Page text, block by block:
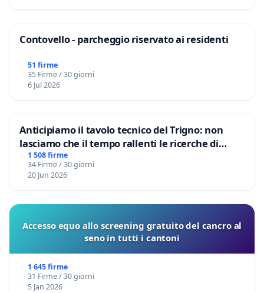
Contovello - parcheggio riservato ai residenti
51 firme
35 Firme / 30 giorni
6 Jul 2026
Anticipiamo il tavolo tecnico del Trigno: non
lasciamo che il tempo rallenti le ricerche di
Domenico Racanati
1 508 firme
34 Firme / 30 giorni
20 Jun 2026
Accesso equo allo screening gratuito del cancro al
seno in tutti i cantoni
1 645 firme
31 Firme / 30 giorni
5 Jan 2026